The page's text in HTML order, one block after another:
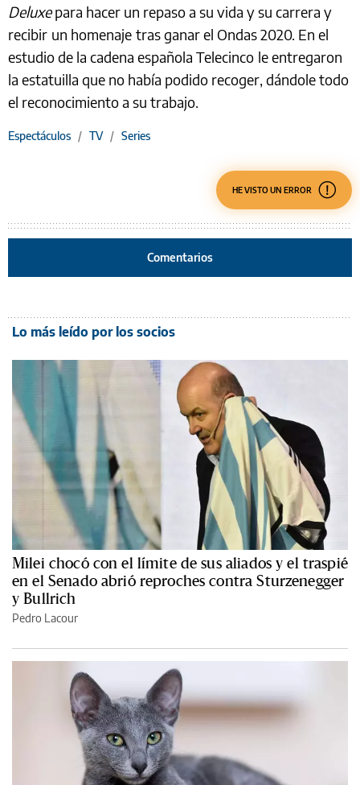
Deluxepara hacer un repaso a su vida y su carrera y
recibir un homenaje tras ganar el Ondas 2020. En el
estudio de la cadena española Telecinco le entregaron
la estatuilla que no había podido recoger, dándole todo
el reconocimiento a su trabajo.
Espectáculos / TV / Series
HE VISTO UN ERROR
Comentarios
Lo más leído por los socios
Milei chocó con el límite de sus aliados y el traspié
en el Senado abrió reproches contra Sturzenegger
y Bullrich
Pedro Lacour